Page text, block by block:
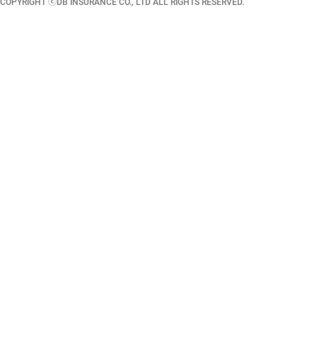
COPYRIGHT ⓒDB INSURANCE CO., LTD ALL RIGHTS RESERVED.